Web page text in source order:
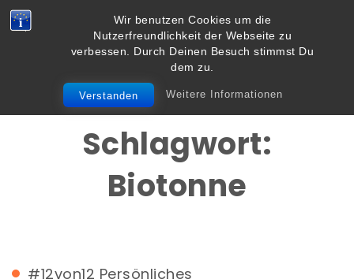
Wir benutzen Cookies um die
Nutzerfreundlichkeit der Webseite zu
verbessen. Durch Deinen Besuch stimmst Du
dem zu.
Verstanden Weitere Informationen
Skip to content
Vielbegabt.de
Toggle
navigation
Schlagwort:
Biotonne
#12von12 Persönliches